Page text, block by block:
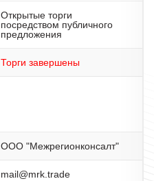
Открытые торги
посредством публичного
предложения
Торги завершены
ООО "Межрегионконсалт"
mail@mrk.trade